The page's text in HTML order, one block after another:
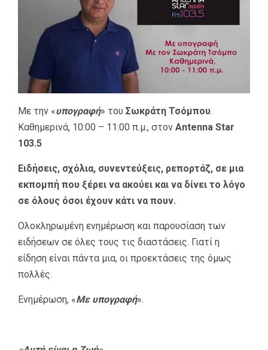
Με την «υπογραφή» του Σωκράτη Τσόμπου.
Καθημερινά, 10:00 – 11:00 π.μ., στον Antenna Star
103.5
Ειδήσεις, σχόλια, συνεντεύξεις, ρεπορτάζ, σε μια
εκπομπή που ξέρει να ακούει και να δίνει το λόγο
σε όλους όσοι έχουν κάτι να πουν.
Ολοκληρωμένη ενημέρωση και παρουσίαση των
ειδήσεων σε όλες τους τις διαστάσεις. Γιατί η
είδηση είναι πάντα μια, οι προεκτάσεις της όμως
πολλές.
Ενημέρωση, «Με υπογραφή».